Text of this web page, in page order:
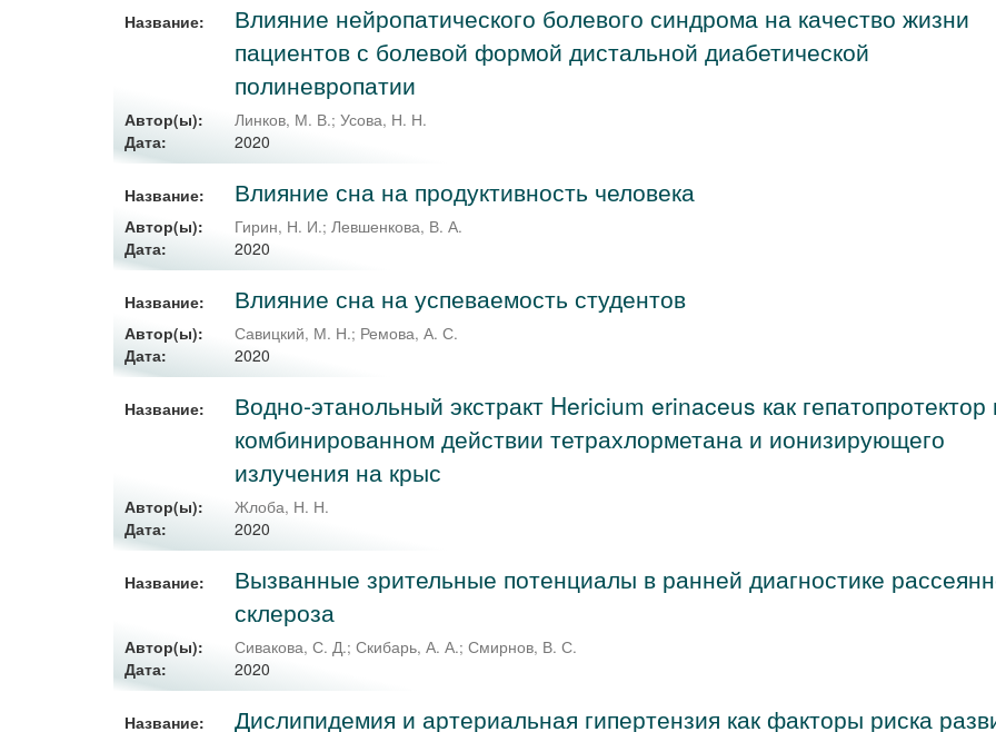
Название:
Влияние нейропатического болевого синдрома на качество жизни
пациентов с болевой формой дистальной диабетической
полиневропатии
Автор(ы): Линков, М. В.;Усова, Н. Н.
Дата:
2020
Название: Влияние сна на продуктивность человека
Автор(ы): Гирин, Н. И.;Левшенкова, В. А.
Дата:
2020
Название: Влияние сна на успеваемость студентов
Автор(ы): Савицкий, М. Н.; Ремова, А. С.
Дата:
2020
Название:
Водно-этанольный экстракт Hericium erinaceus как гепатопротектор
комбинированном действии тетрахлорметана и ионизирующего
излучения на крыс
Автор(ы):
Жлоба, Н. Н.
Дата:
2020
Название:
Вызванные зрительные потенциалы в ранней диагностике
склероза
Автор(ы): Сивакова, С. Д.;Скибарь, А. А.;Смирнов, В. С.
Дата:
2020
Название:
Дислипидемия и артериальная гипертензия как факторы риска